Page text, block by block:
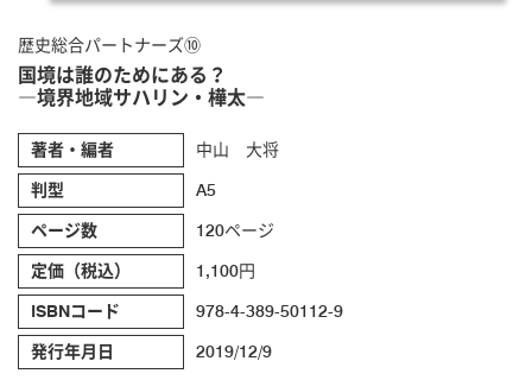
歴史総合パートナーズ⑩
国境は誰のためにある？
―境界地域サハリン・樺太―
著者・編者 中山 大将
判型 A5
ページ数 120ページ
定価（税込） 1,100円
ISBNコード 978-4-389-50112-9
発行年月日 2019/12/9